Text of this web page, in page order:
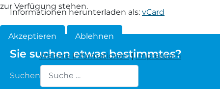
Informationen herunterladen als: vCard
Sie suchen etwas bestimmtes?
Suchen
zur Verfügung stehen.
Akzeptieren Ablehnen
Weitere Informationen|Impressum
South Down
Soayschaf
Waldschaf
Weiße gehörnte Heidschnucke